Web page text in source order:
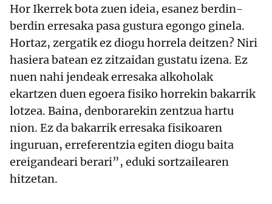
Hor Ikerrek bota zuen ideia, esanez berdin-
berdin erresaka pasa gustura egongo ginela.
Hortaz, zergatik ez diogu horrela deitzen? Niri
hasiera batean ez zitzaidan gustatu izena. Ez
nuen nahi jendeak erresaka alkoholak
ekartzen duen egoera fisiko horrekin bakarrik
lotzea. Baina, denborarekin zentzua hartu
nion. Ez da bakarrik erresaka fisikoaren
inguruan, erreferentzia egiten diogu baita
ereigandeari berari”, eduki sortzailearen
hitzetan.